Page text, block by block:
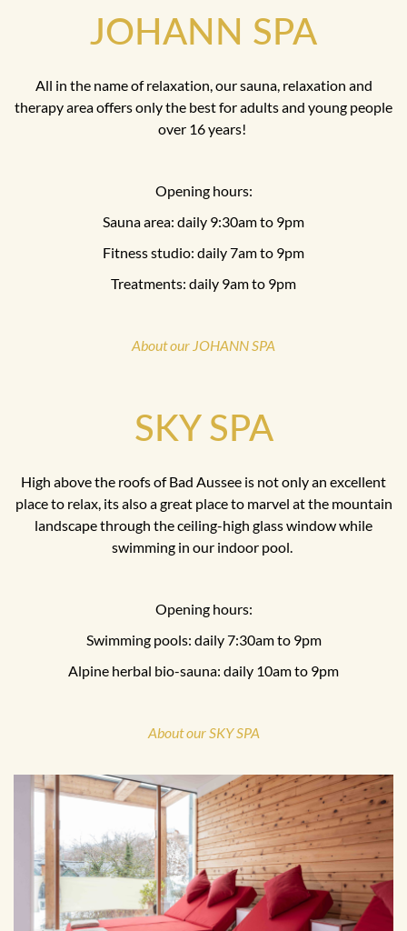
JOHANN SPA
All in the name of relaxation, our sauna, relaxation and
therapy area offers only the best for adults and young people
over 16 years!
Opening hours:
Sauna area: daily 9:30am to 9pm
Fitness studio: daily 7am to 9pm
Treatments: daily 9am to 9pm
About our JOHANN SPA
SKY SPA
High above the roofs of Bad Aussee is not only an excellent
place to relax, its also a great place to marvel at the mountain
landscape through the ceiling-high glass window while
swimming in our indoor pool.
Opening hours:
Swimming pools: daily 7:30am to 9pm
Alpine herbal bio-sauna: daily 10am to 9pm
About our SKY SPA